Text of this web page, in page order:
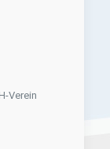
Verein